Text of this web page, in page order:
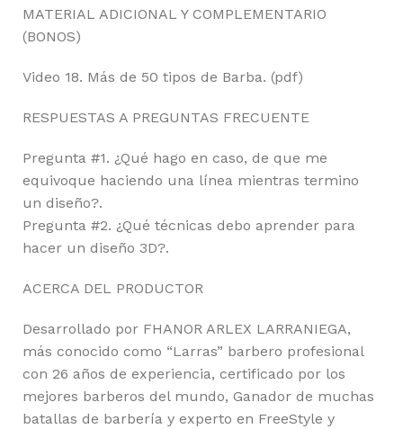
MATERIAL ADICIONAL Y COMPLEMENTARIO
(BONOS)
Video 18. Más de 50 tipos de Barba. (pdf)
RESPUESTAS A PREGUNTAS FRECUENTE
Pregunta #1. ¿Qué hago en caso, de que me
equivoque haciendo una línea mientras termino
un diseño?.
Pregunta #2. ¿Qué técnicas debo aprender para
hacer un diseño 3D?.
ACERCA DEL PRODUCTOR
Desarrollado por FHANOR ARLEX LARRANIEGA,
más conocido como “Larras” barbero profesional
con 26 años de experiencia, certificado por los
mejores barberos del mundo, Ganador de muchas
batallas de barbería y experto en FreeStyle y